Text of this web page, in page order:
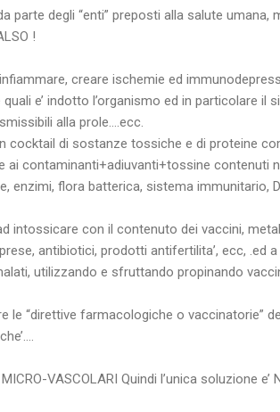
parte degli “enti” preposti alla salute
!
infiammare, creare ischemie ed
e’ indotto l’organismo ed in particolare il
alla prole….ecc.
cocktail di sostanze tossiche e di proteine
ai contaminanti+adiuvanti+tossine contenuti
enzimi, flora batterica, sistema immunitario,
intossicare con il contenuto dei vaccini,
antibiotici, prodotti antifertilita’, ecc, .ed
utilizzando e sfruttando propinando
le “direttive farmacologiche o vaccinatorie”
VASCOLARI Quindi l’unica soluzione e’